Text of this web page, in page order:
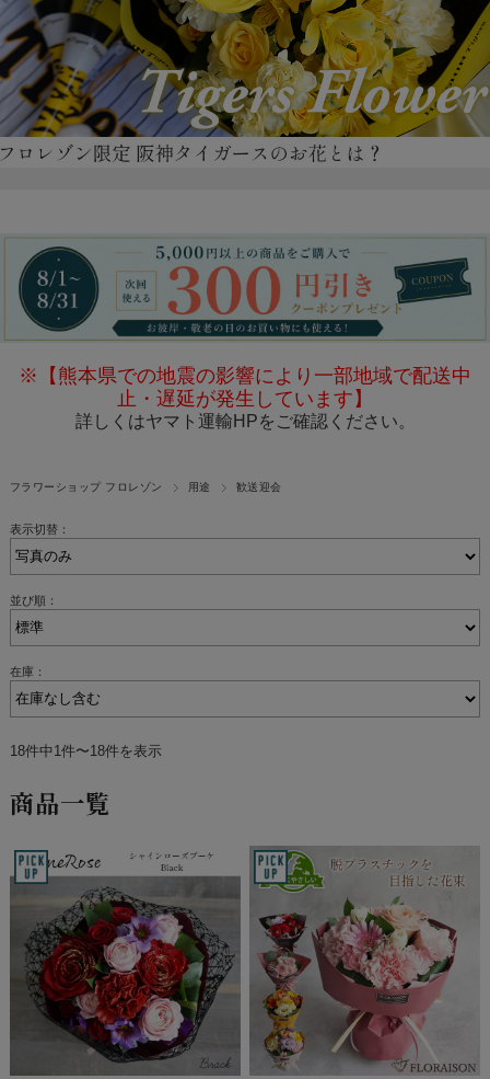
※【熊本県での地震の影響により一部地域で配送中
止・遅延が発生しています】
詳しくはヤマト運輸HPをご確認ください。
フラワーショップ フロレゾン 用途 歓送迎会
表示切替：
並び順：
在庫：
18件中1件〜18件を表示
商品一覧